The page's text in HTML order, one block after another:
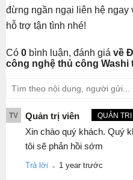
đừng ngần ngại liên hệ
hỗ trợ tận tình nhé!
Có 0 bình luận, đánh giá về
công nghệ thủ công Washi
TV Quản trị viên QUẢN TRỊ
Xin chào quý khách. Quý
tôi sẽ phản hồi sớm
Trả lời . 1 year trước